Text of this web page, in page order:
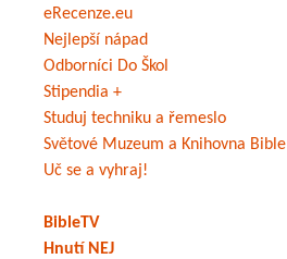
eRecenze.eu
Nejlepší nápad
Odborníci Do Škol
Stipendia +
Studuj techniku a řemeslo
Světové Muzeum a Knihovna Bible
Uč se a vyhraj!
BibleTV
Hnutí NEJ